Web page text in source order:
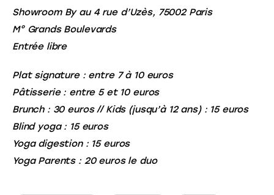
Showroom By au 4 rue d’Uzès, 75002 Paris
M° Grands Boulevards
Entrée libre
Plat signature : entre 7 à 10 euros
Pâtisserie : entre 5 et 10 euros
Brunch : 30 euros // Kids (jusqu’à 12 ans) : 15 euros
Blind yoga : 15 euros
Yoga digestion : 15 euros
Yoga Parents : 20 euros le duo